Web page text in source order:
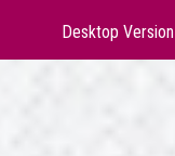
Desktop Version